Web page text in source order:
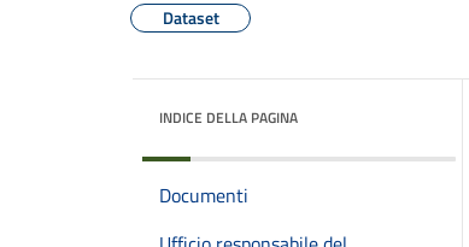
Dataset
INDICE DELLA PAGINA
Documenti